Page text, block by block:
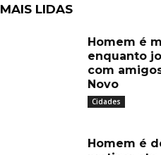
MAIS LIDAS
Homem é
enquanto
com
Novo
Cidades
Homem é